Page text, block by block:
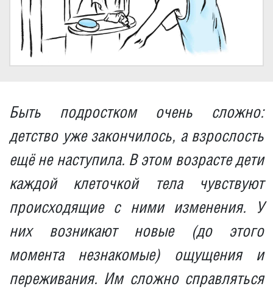
Быть подростком очень сложно:
детство уже закончилось, а взрослость
ещё не наступила. В этом возрасте дети
каждой клеточкой тела чувствуют
происходящие с ними изменения. У
них возникают новые (до этого
момента незнакомые) ощущения и
переживания. Им сложно справляться